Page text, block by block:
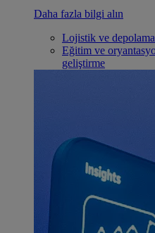
Daha fazla bilgi alın
Lojistik ve depolama
Eğitim ve
geliştirme